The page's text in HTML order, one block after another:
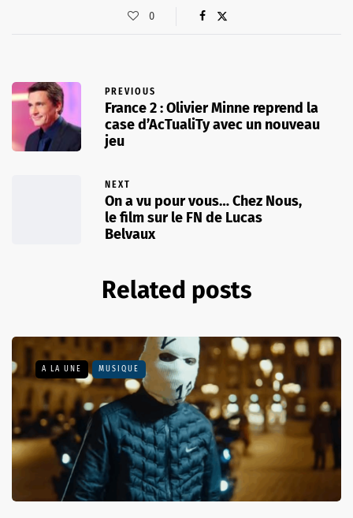
0
PREVIOUS
France 2 : Olivier Minne reprend la
case d’AcTualiTy avec un nouveau
jeu
NEXT
On a vu pour vous… Chez Nous,
le film sur le FN de Lucas
Belvaux
Related posts
A LA UNE MUSIQUE